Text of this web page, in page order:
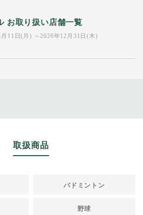
お取り扱い店舗一覧
11日(月) ～2026年12月31日(木)
取扱商品
バドミントン
野球